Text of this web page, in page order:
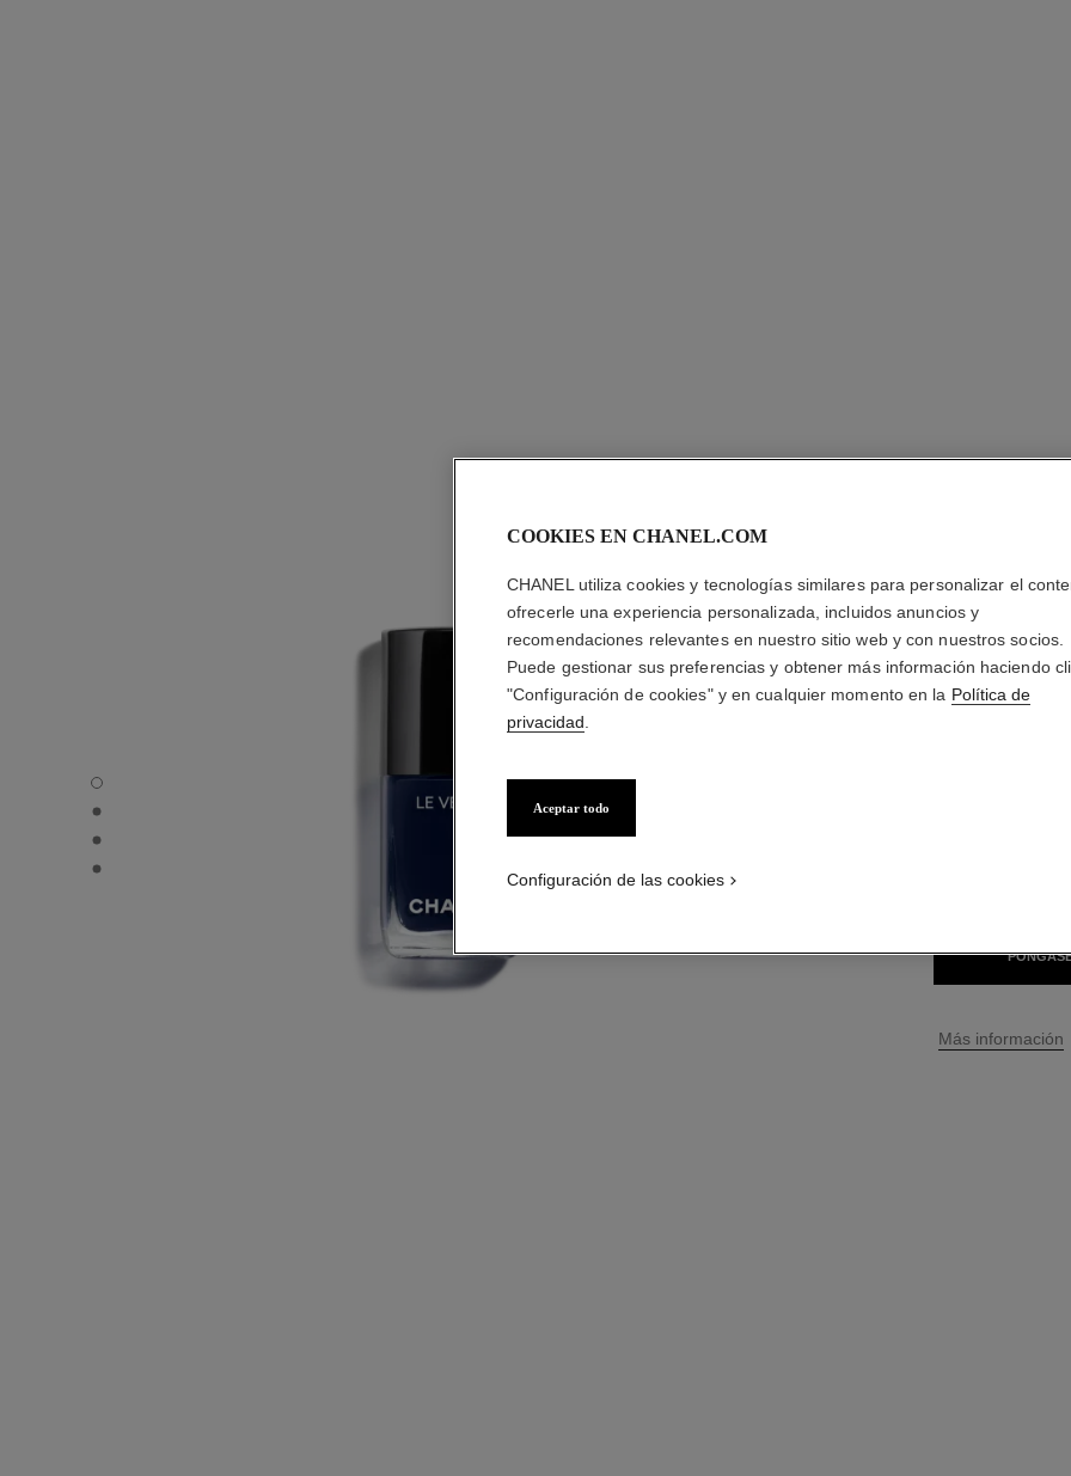
LE VERNIS - Vista por defecto
LE VERNIS - Vista alternativa 1
LE VERNIS - Vista alternativa 2
LE VERNIS - Vista de la textura básica
Larga Duración
Más información
Ref. 179127
↩
Más información
COOKIES EN CHANEL.COM
CHANEL utiliza cookies y tecnologías similares para personalizar el
ofrecerle una experiencia personalizada, incluidos anuncios y
recomendaciones relevantes en nuestro sitio web y con nuestros socios.
Puede gestionar sus preferencias y obtener más información haciendo
"Configuración de cookies" y en cualquier momento en la Política de
privacidad
Aceptar todo
Configuración de las cookies